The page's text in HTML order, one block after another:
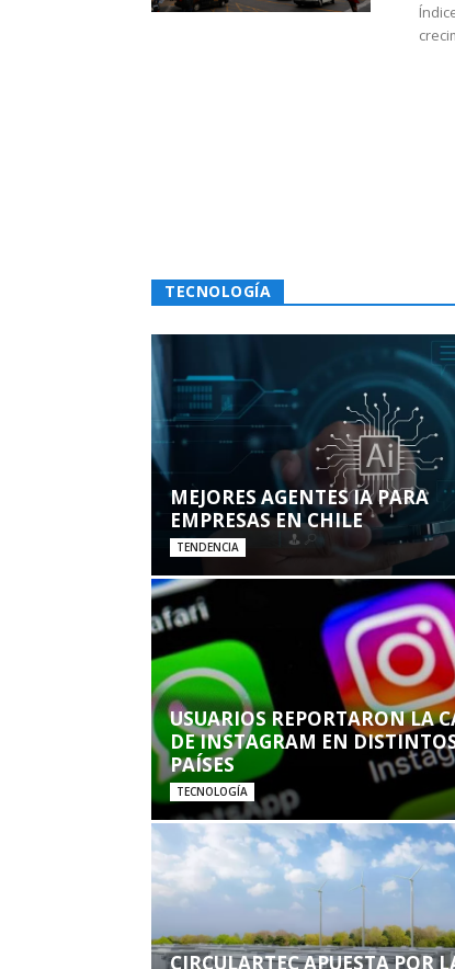
TECNOLOGÍA
MEJORES AGENTES IA PARA
EMPRESAS EN CHILE
TENDENCIA
USUARIOS REPORTARON LA
DE INSTAGRAM EN
PAÍSES
TECNOLOGÍA
CIRCULARTEC APUESTA POR